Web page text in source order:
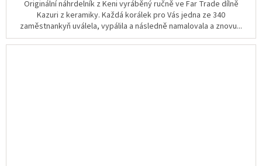
Originální náhrdelník z Keni vyráběný ručně ve Far Trade dílně
Kazuri z keramiky. Každá korálek pro Vás jedna ze 340
zaměstnankyň uválela, vypálila a následně namalovala a znovu...